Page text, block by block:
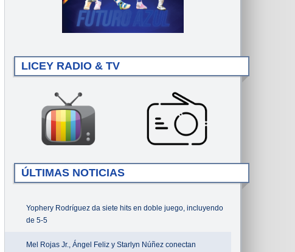
LICEY RADIO & TV
ÚLTIMAS NOTICIAS
Yophery Rodríguez da siete hits en doble juego, incluyendo
de 5-5
Mel Rojas Jr., Ángel Feliz y Starlyn Núñez conectan